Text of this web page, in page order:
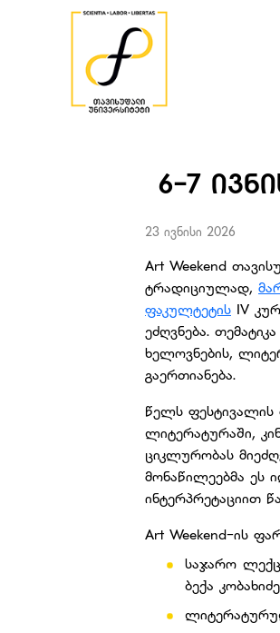
6-7
23 ივნისი 2026
Art Weekend
ტრადიციულად,
ფაკულტეტის IV
ეძღვნება.
ხელოვნების,
გაერთიანება.
წელს ფესტივალის
ლიტერატურაში,
ციკლურობას
მონაწილეებმა ეს
ინტერპრეტაციით
Art Weekend-ის
საჯარო
ბექა კობახიძე